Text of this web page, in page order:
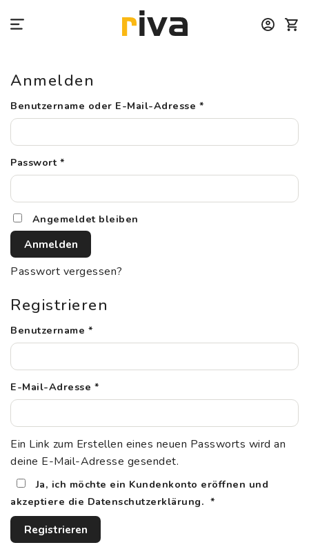
Inhalt
Anmelden
Benutzername oder E-Mail-Adresse *
Passwort *
Angemeldet bleiben
Anmelden
Passwort vergessen?
Registrieren
Benutzername *
E-Mail-Adresse *
Ein Link zum Erstellen eines neuen Passworts wird an
deine E-Mail-Adresse gesendet.
Ja, ich möchte ein Kundenkonto eröffnen und
akzeptiere die Datenschutzerklärung. *
Registrieren